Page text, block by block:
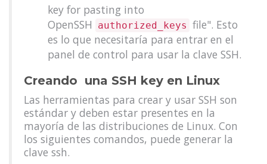
key for pasting into
OpenSSH
authorized_keys file". Esto
es lo que necesitaría para entrar en el
panel de control para usar la clave SSH.
Creando una SSH key en Linux
Las herramientas para crear y usar SSH son
estándar y deben estar presentes en la
mayoría de las distribuciones de Linux. Con
los siguientes comandos, puede generar la
clave ssh.